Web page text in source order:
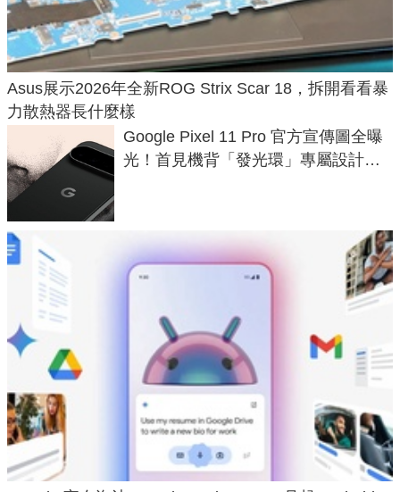
Asus展示2026年全新ROG Strix Scar 18，拆開看看暴
力散熱器長什麼樣
Google Pixel 11 Pro 官方宣傳圖全曝
光！首見機背「發光環」專屬設計、